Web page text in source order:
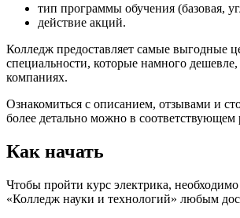
тип программы обучения (базовая,
действие акций.
Колледж предоставляет самые выгодные
специальности, которые намного
компаниях.
Ознакомиться с описанием, отзывами и
более детально можно в соответствующем
Как начать
Чтобы пройти курс электрика, необходимо
«Колледж науки и технологий» любым